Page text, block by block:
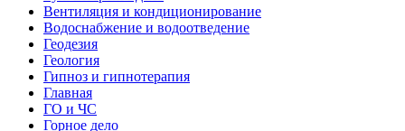
Вентиляция и кондиционирование
Водоснабжение и водоотведение
Геодезия
Геология
Гипноз и гипнотерапия
Главная
ГО и ЧС
Горное дело